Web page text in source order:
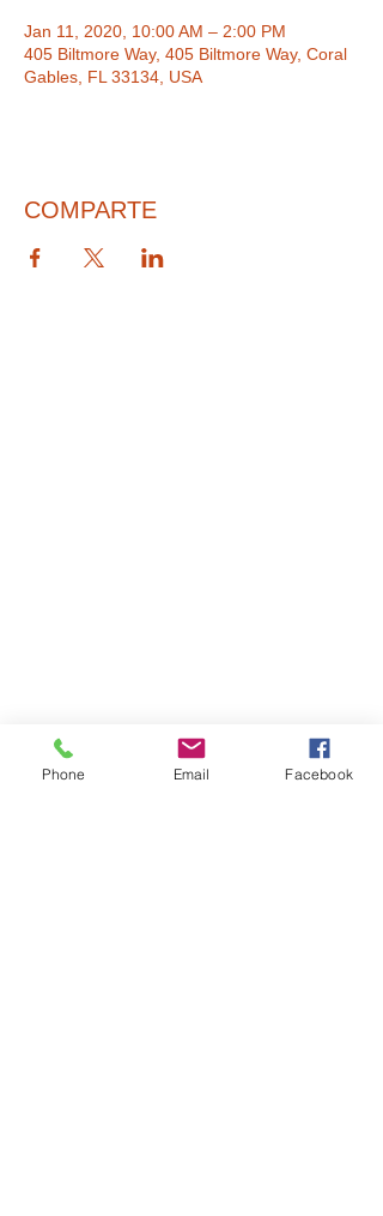
Jan 11, 2020, 10:00 AM – 2:00 PM
405 Biltmore Way, 405 Biltmore Way, Coral
Gables, FL 33134, USA
COMPARTE
Phone Email Facebook